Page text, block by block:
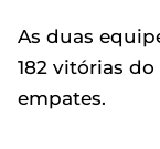
As duas
182 vitórias do
empates.